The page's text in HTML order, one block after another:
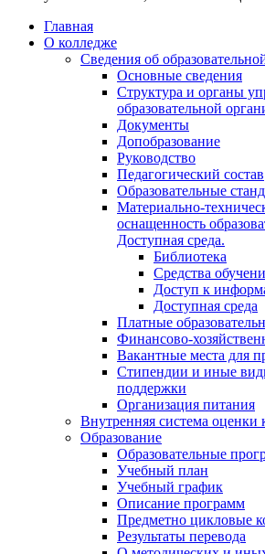
Главная
О колледже
Сведения об
Основные сведения
Структура и органы
образовательной
Документы
Допобразование
Руководство
Педагогический состав
Образовательные
Материально-
оснащенность
Доступная среда.
Библиотека
Средства
Доступ к
Доступная среда
Платные
Финансово-
Вакантные места для
Стипендии и иные
поддержки
Организация питания
Внутренняя система оценки
Образование
Образовательные
Учебный план
Учебный график
Описание программ
Предметно цикловые
Результаты перевода